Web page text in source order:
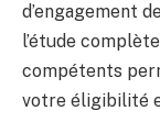
d’engagement
l’étude
compétents
votre éligibilité